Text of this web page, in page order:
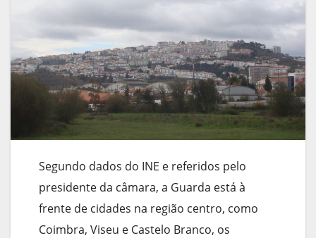
Segundo dados do INE e referidos pelo
presidente da câmara, a Guarda está à
frente de cidades na região centro, como
Coimbra, Viseu e Castelo Branco, os